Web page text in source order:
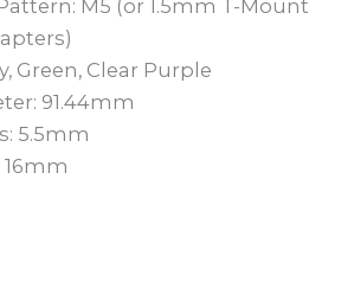
M5 (or 1.5mm T-Mount
Green, Clear Purple
91.44mm
5.5mm